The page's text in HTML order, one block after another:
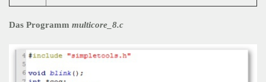
Das Programm multicore_8.c